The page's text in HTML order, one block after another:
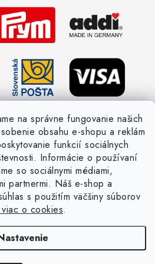
na správne fungovanie našich
obsahu e-shopu a reklám
funkcií sociálnych
Informácie o používaní
so sociálnymi médiami,
partnermi. Náš e-shop a
s použitím väčšiny súborov
o cookies.
. Všetky práva vyhradené.
cookies